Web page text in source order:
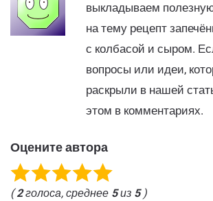
выкладываем
на тему рецепт
с колбасой и сыром.
вопросы или идеи,
раскрыли в нашей
этом в комментариях.
Оцените автора
(2голоса, среднее 5из 5)